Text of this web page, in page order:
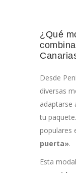
¿Qué
Desde
diversas
adaptarse
tu
populares
puerta».
Esta